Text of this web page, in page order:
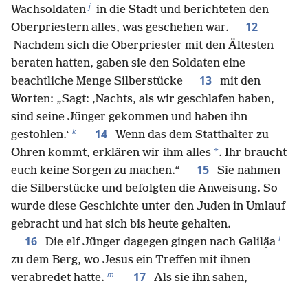
Wachsoldaten j in die Stadt und berichteten den
Oberpriestern alles, was geschehen war.
12
Nachdem sich die Oberpriester mit den Ältesten
beraten hatten, gaben sie den Soldaten eine
beachtliche Menge Silberstücke
13
mit den
Worten: „Sagt: ‚Nachts, als wir geschlafen haben,
sind seine Jünger gekommen und haben ihn
gestohlen.‘ k 14
Wenn das dem Statthalter zu
Ohren kommt, erklären wir ihm alles *. Ihr braucht
euch keine Sorgen zu machen.“
15
Sie nahmen
die Silberstücke und befolgten die Anweisung. So
wurde diese Geschichte unter den Juden in Umlauf
gebracht und hat sich bis heute gehalten.
16 Die elf Jünger dagegen gingen nach Galilạ̈a l
zu dem Berg, wo Jesus ein Treffen mit ihnen
verabredet hatte. m 17
Als sie ihn sahen,